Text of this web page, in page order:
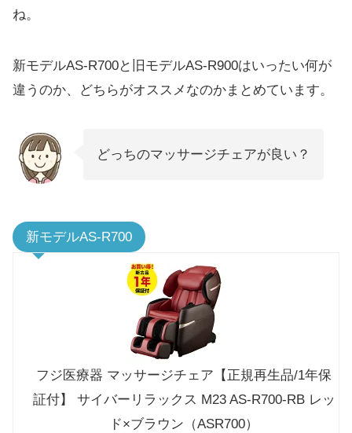
ね。
新モデルAS-R700と旧モデルAS-R900はいったい何が
違うのか、どちらがオススメなのかまとめています。
どっちのマッサージチェアが良い？
新モデルAS-R700
フジ医療器 マッサージチェア【正規再生品/1年保
証付】 サイバーリラックス M23 AS-R700-RB レッ
ド×ブラウン（ASR700）